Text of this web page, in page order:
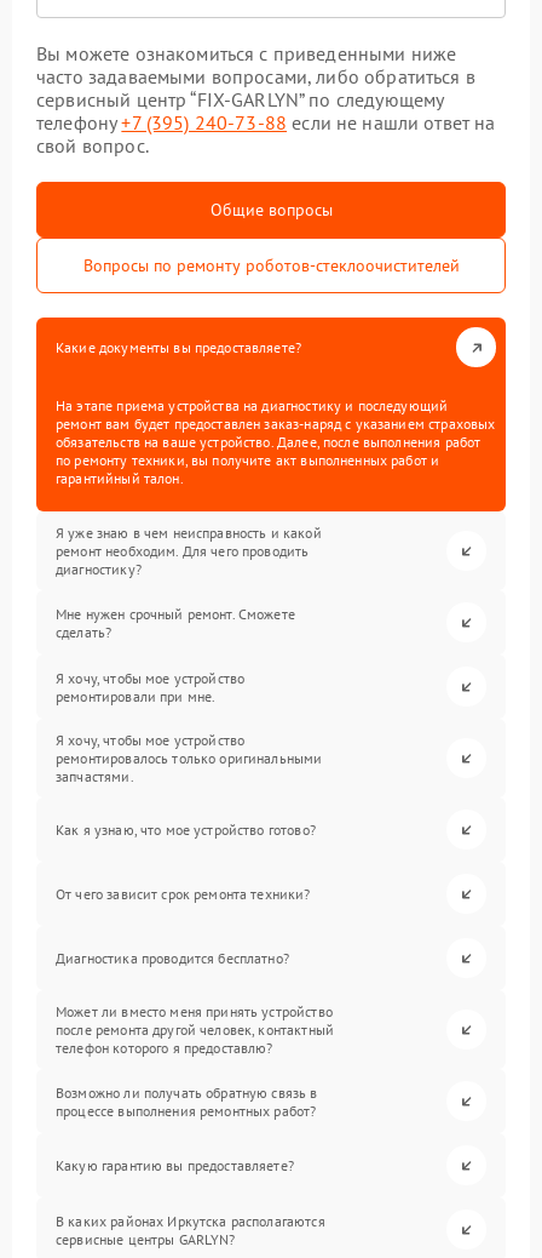
Вы можете ознакомиться с приведенными ниже
часто задаваемыми вопросами, либо обратиться в
сервисный центр “FIX-GARLYN” по следующему
телефону+7 (395) 240-73-88 если не нашли ответ на
свой вопрос.
Общие вопросы
Вопросы по ремонту роботов-стеклоочистителей
Какие документы вы предоставляете?
На этапе приема устройства на диагностику и последующий
ремонт вам будет предоставлен заказ-наряд с указанием страховых
обязательств на ваше устройство. Далее, после выполнения работ
по ремонту техники, вы получите акт выполненных работ и
гарантийный талон.
Я уже знаю в чем неисправность и какой
ремонт необходим. Для чего проводить
диагностику?
Мне нужен срочный ремонт. Сможете
сделать?
Я хочу, чтобы мое устройство
ремонтировали при мне.
Я хочу, чтобы мое устройство
ремонтировалось только оригинальными
запчастями.
Как я узнаю, что мое устройство готово?
От чего зависит срок ремонта техники?
Диагностика проводится бесплатно?
Может ли вместо меня принять устройство
после ремонта другой человек, контактный
телефон которого я предоставлю?
Возможно ли получать обратную связь в
процессе выполнения ремонтных работ?
Какую гарантию вы предоставляете?
В каких районах Иркутска располагаются
сервисные центры GARLYN?